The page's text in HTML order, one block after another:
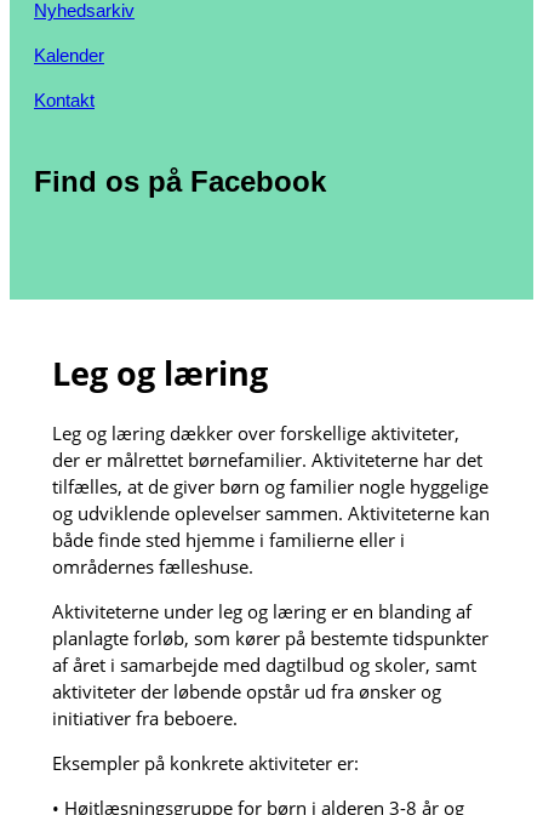
Nyhedsarkiv
Kalender
Kontakt
Find os på Facebook
Leg og læring
Leg og læring dækker over forskellige aktiviteter,
der er målrettet børnefamilier. Aktiviteterne har det
tilfælles, at de giver børn og familier nogle hyggelige
og udviklende oplevelser sammen. Aktiviteterne kan
både finde sted hjemme i familierne eller i
områdernes fælleshuse.
Aktiviteterne under leg og læring er en blanding af
planlagte forløb, som kører på bestemte tidspunkter
af året i samarbejde med dagtilbud og skoler, samt
aktiviteter der løbende opstår ud fra ønsker og
initiativer fra beboere.
Eksempler på konkrete aktiviteter er:
• Højtlæsningsgruppe for børn i alderen 3-8 år og